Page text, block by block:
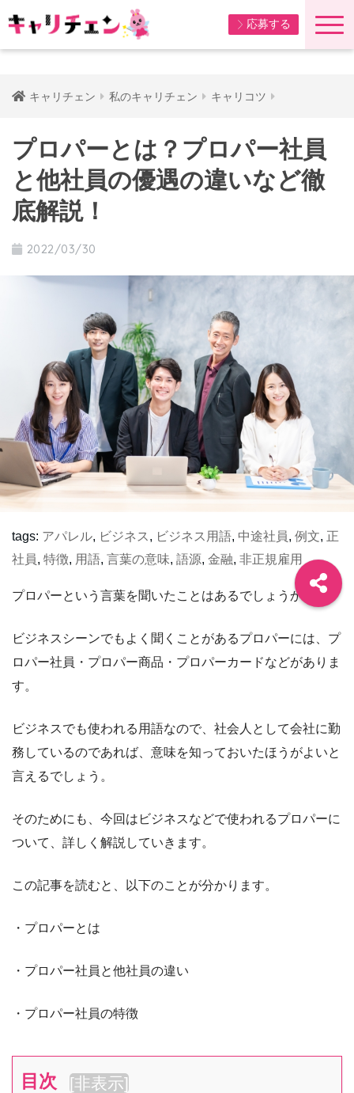
応募する
キャリチェン 私のキャリチェン キャリコツ
プロパーとは？プロパー社員
と他社員の優遇の違いなど徹
底解説！
2022/03/30
tags: アパレル, ビジネス , ビジネス用語, 中途社員, 例文, 正
社員, 特徴, 用語, 言葉の意味, 語源, 金融, 非正規雇用
プロパーという言葉を聞いたことはあるでしょうか？
ビジネスシーンでもよく聞くことがあるプロパーには、プ
ロパー社員・プロパー商品・プロパーカードなどがありま
す。
ビジネスでも使われる用語なので、社会人として会社に勤
務しているのであれば、意味を知っておいたほうがよいと
言えるでしょう。
そのためにも、今回はビジネスなどで使われるプロパーに
ついて、詳しく解説していきます。
この記事を読むと、以下のことが分かります。
・プロパーとは
・プロパー社員と他社員の違い
・プロパー社員の特徴
目次 [非表示]